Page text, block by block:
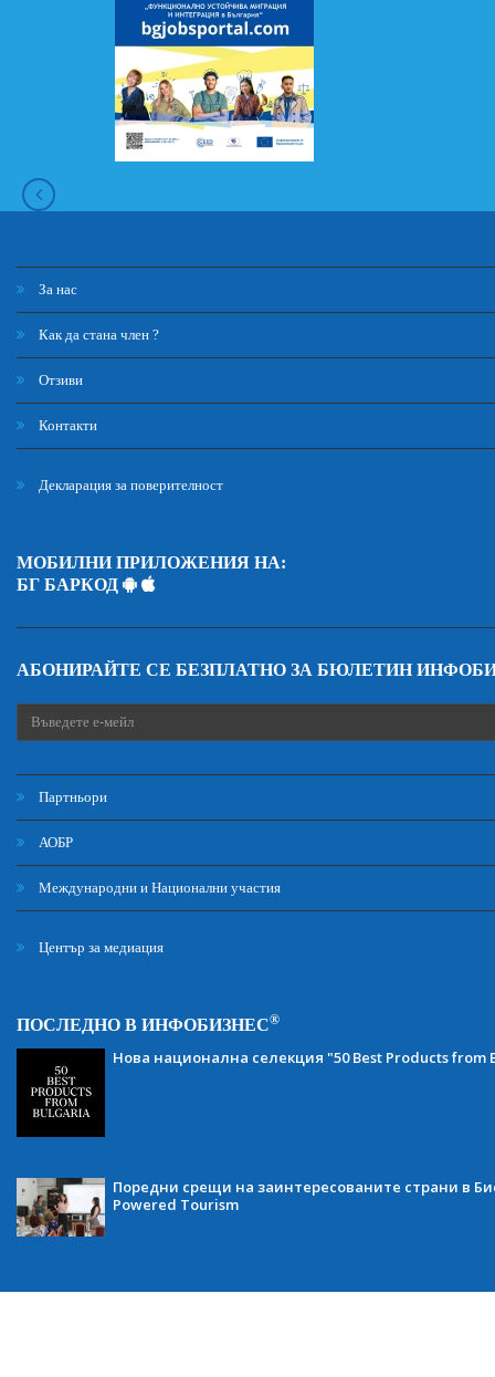
За нас
Как да стана член ?
Отзиви
Контакти
Декларация за поверителност
МОБИЛНИ ПРИЛОЖЕНИЯ НА:
БГ БАРКОД
АБОНИРАЙТЕ СЕ БЕЗПЛАТНО ЗА БЮЛЕТИН
Партньори
АОБР
Международни и Национални участия
Център за медиация
ПОСЛЕДНО В ИНФОБИЗНЕС®
Нова национална селекция "50 Best Products from
Поредни срещи на заинтересованите страни в
Powered Tourism